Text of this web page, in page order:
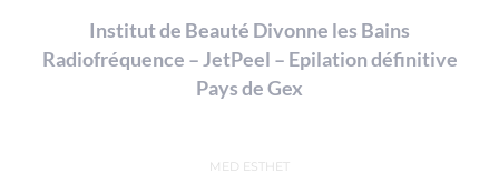
du
produit
Institut de Beauté Divonne les Bains
Radiofréquence – JetPeel – Epilation définitive
Pays de Gex
MED ESTHET